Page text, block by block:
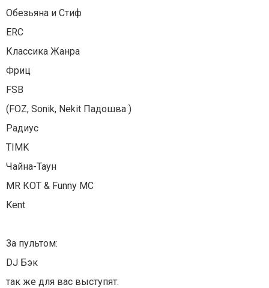
Обезьяна и Стиф
ERC
Классика Жанра
Фриц
FSB
(FOZ, Sonik, Nekit Падошва )
Радиус
TIMK
Чайна-Таун
MR КОТ & Funny MC
Kent
За пультом:
DJ Бэк
так же для вас выступят: